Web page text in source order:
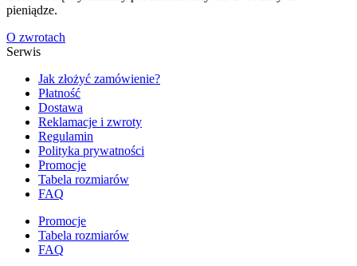
pieniądze.
O zwrotach
Serwis
Jak złożyć zamówienie?
Płatność
Dostawa
Reklamacje i zwroty
Regulamin
Polityka prywatności
Promocje
Tabela rozmiarów
FAQ
Promocje
Tabela rozmiarów
FAQ